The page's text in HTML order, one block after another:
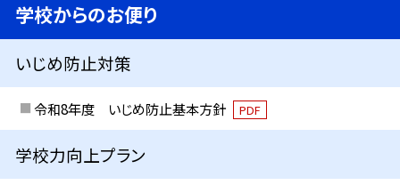
学校からのお便り
いじめ防止対策
令和8年度 いじめ防止基本方針 PDF
学校力向上プラン